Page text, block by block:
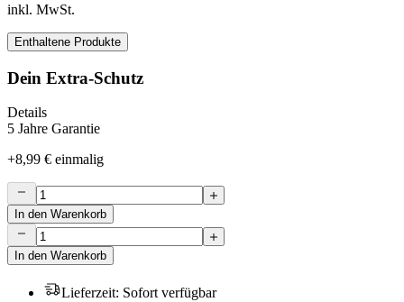
inkl. MwSt.
Enthaltene Produkte
Dein Extra-Schutz
Details
5 Jahre Garantie
+8,99 € einmalig
In den Warenkorb
In den Warenkorb
Lieferzeit: Sofort verfügbar